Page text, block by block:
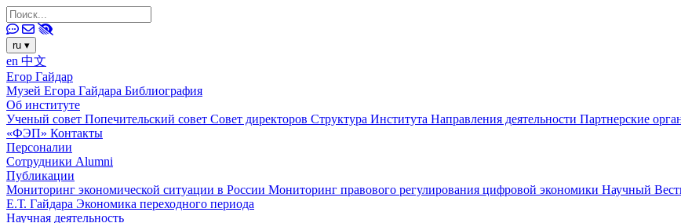
ru ▾
en 中文
Егор Гайдар
Музей Егора Гайдара Библиография
Об институте
Ученый совет Попечительский совет Совет директоров Структура Института Направления деятельности Партнерские
«ФЭП» Контакты
Персоналии
Сотрудники Alumni
Публикации
Мониторинг экономической ситуации в России Мониторинг правового регулирования цифровой экономики Научный
Е.Т. Гайдара Экономика переходного периода
Научная деятельность